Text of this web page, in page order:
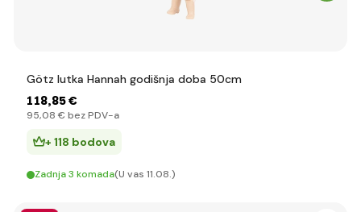
Götz lutka Hannah godišnja doba 50cm
118,85 €
95,08 € bez PDV-a
+ 118 bodova
Zadnja 3 komada(U vas 11.08.)